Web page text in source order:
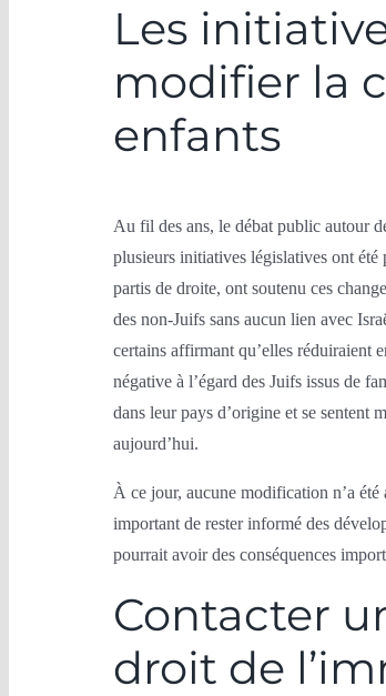
Les
modifier la
enfants
Au fil des ans, le débat public autour
plusieurs initiatives législatives ont été
partis de droite, ont soutenu ces
des non-Juifs sans aucun lien avec
certains affirmant qu’elles réduiraient
négative à l’égard des Juifs issus de
dans leur pays d’origine et se sentent
aujourd’hui.
À ce jour, aucune modification n’a
important de rester informé des
pourrait avoir des conséquences
Contacter
droit de